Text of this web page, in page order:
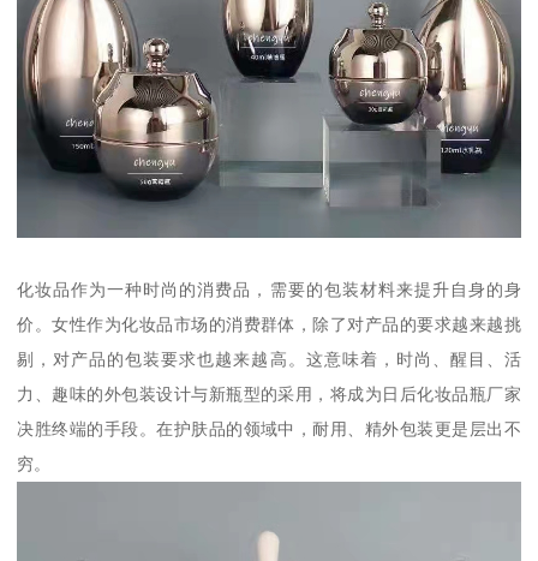
化妆品作为一种时尚的消费品，需要的包装材料来提升自身的身
价。女性作为化妆品市场的消费群体，除了对产品的要求越来越挑
剔，对产品的包装要求也越来越高。这意味着，时尚、醒目、活
力、趣味的外包装设计与新瓶型的采用，将成为日后化妆品瓶厂家
决胜终端的手段。在护肤品的领域中，耐用、精外包装更是层出不
穷。